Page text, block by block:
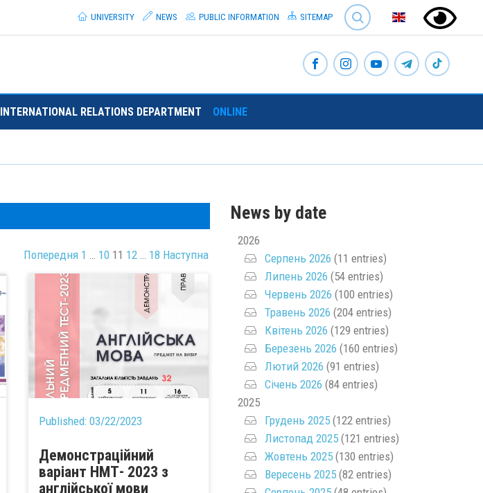
SEARCH
UNIVERSITY
NEWS PUBLIC INFORMATION SITEMAP
INTERNATIONAL RELATIONS DEPARTMENT ONLINE
Попередня 1 … 10 11 12 … 18 Наступна
Published: 03/22/2023
Демонстраційний
варіант НМТ- 2023 з
англійської мови
News by date
2026
Серпень 2026 (11 entries)
Липень 2026 (54 entries)
Червень 2026 (100 entries)
Травень 2026 (204 entries)
Квітень 2026 (129 entries)
Березень 2026 (160 entries)
Лютий 2026 (91 entries)
Січень 2026 (84 entries)
2025
Грудень 2025(122 entries)
Листопад 2025(121 entries)
Жовтень 2025(130 entries)
Вересень 2025(82 entries)